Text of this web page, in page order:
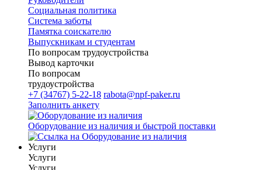
Cоциальная политика
Система заботы
Памятка соискателю
Выпускникам и студентам
По вопросам трудоустройства
Вывод карточки
По вопросам
трудоустройства
+7 (34767) 5-22-18 rabota@npf-paker.ru
Заполнить анкету
Оборудование из наличия и быстрой поставки
Услуги
Услуги
Услуги